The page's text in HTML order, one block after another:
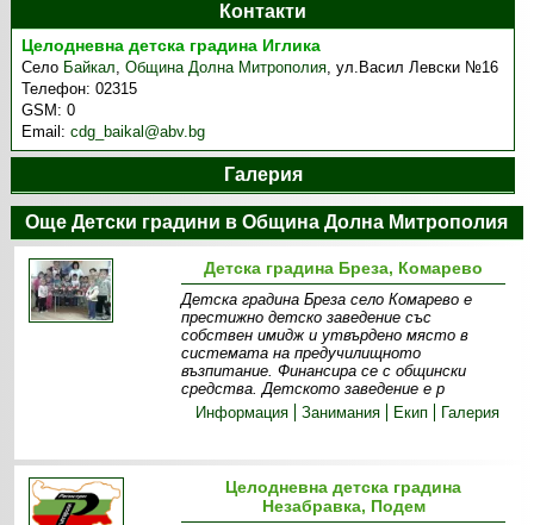
Контакти
Целодневна детска градина Иглика
Село Байкал,Община Долна Митрополия,ул.Васил Левски №16
Телефон:02315
GSM:0
Email:cdg_baikal@abv.bg
Галерия
Още Детски градини в Община Долна Митрополия
Детска градина Бреза, Комарево
Детска градина Бреза село Комарево е
престижно детско заведение със
собствен имидж и утвърдено място в
системата на предучилищното
възпитание. Финансира се с общински
средства. Детското заведение е р
Информация
Занимания Екип Галерия
Целодневна детска градина
Незабравка, Подем